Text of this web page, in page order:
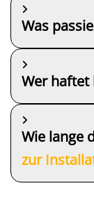
Was
Wer haftet
Wie lange
zur